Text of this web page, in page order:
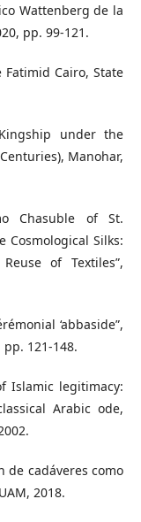
Wattenberg de la
pp. 99-121.
Fatimid Cairo, State
under the
Manohar,
Chasuble of St.
Cosmological Silks:
of Textiles”,
‘abbaside”,
pp. 121-148.
Islamic legitimacy:
Arabic ode,
de cadáveres como
2018.